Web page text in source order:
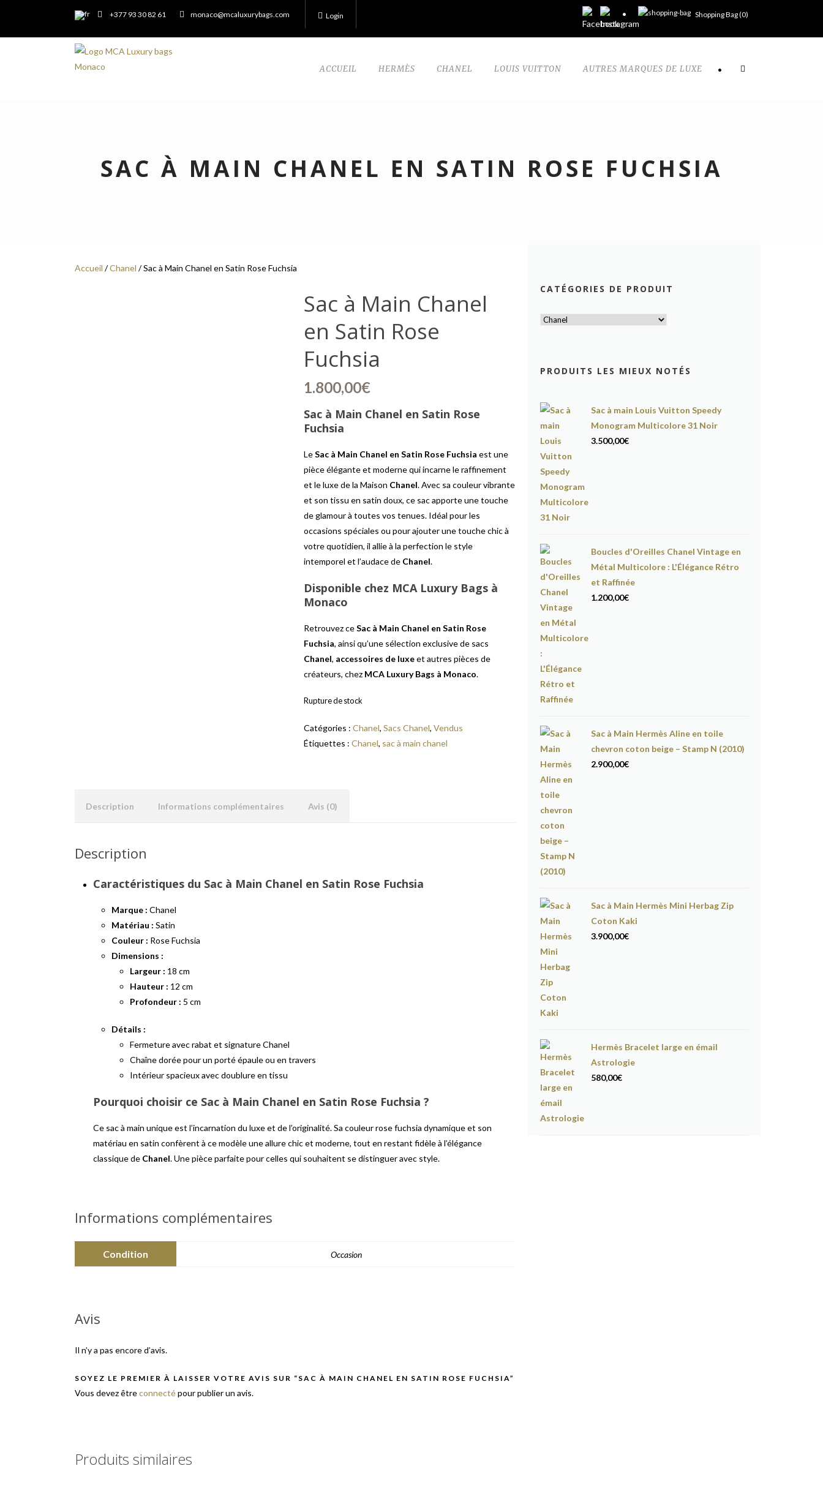
+377 93 30 82 61 monaco@mcaluxurybags.com Login Shopping Bag (0)
ACCUEIL HERMÈS CHANEL LOUIS VUITTON AUTRES MARQUES DE LUXE •
SAC À MAIN CHANEL EN SATIN ROSE FUCHSIA
Accueil /Chanel / Sac à Main Chanel en Satin Rose Fuchsia
Sac à Main Chanel
en Satin Rose
Fuchsia
1.800,00€
Sac à Main Chanel en Satin Rose
Fuchsia
LeSac à Main Chanel en Satin Rose Fuchsia est une
pièce élégante et moderne qui incarne le raffinement
et le luxe de la Maison Chanel. Avec sa couleur vibrante
et son tissu en satin doux, ce sac apporte une touche
de glamour à toutes vos tenues. Idéal pour les
occasions spéciales ou pour ajouter une touche chic à
votre quotidien, il allie à la perfection le style
intemporel et l’audace de Chanel.
Disponible chez MCA Luxury Bags à
Monaco
Retrouvez ceSac à Main Chanel en Satin Rose
Fuchsia, ainsi qu’une sélection exclusive de sacs
Chanel, accessoires de luxeet autres pièces de
créateurs, chez MCA Luxury Bags à Monaco.
Rupture de stock
Catégories :Chanel,Sacs Chanel,Vendus
Étiquettes :Chanel, sac à main chanel
Description Informations complémentaires Avis (0)
Description
Caractéristiques du Sac à Main Chanel en Satin Rose Fuchsia
Marque : Chanel
Matériau : Satin
Couleur : Rose Fuchsia
Dimensions :
Largeur : 18 cm
Hauteur : 12 cm
Profondeur : 5 cm
Détails :
Fermeture avec rabat et signature Chanel
Chaîne dorée pour un porté épaule ou en travers
Intérieur spacieux avec doublure en tissu
Pourquoi choisir ce Sac à Main Chanel en Satin Rose Fuchsia ?
Ce sac à main unique est l’incarnation du luxe et de l’originalité. Sa couleur rose fuchsia dynamique et son
matériau en satin confèrent à ce modèle une allure chic et moderne, tout en restant fidèle à l’élégance
classique de Chanel. Une pièce parfaite pour celles qui souhaitent se distinguer avec style.
Informations complémentaires
Condition Occasion
Avis
Il n’y a pas encore d’avis.
SOYEZ LE PREMIER À LAISSER VOTRE AVIS SUR “SAC À MAIN CHANEL EN SATIN ROSE FUCHSIA”
Vous devez êtreconnectépour publier un avis.
Produits similaires
CATÉGORIES DE PRODUIT
PRODUITS LES MIEUX NOTÉS
Sac à main Louis Vuitton Speedy
Monogram Multicolore 31 Noir
3.500,00€
Boucles d'Oreilles Chanel Vintage en
Métal Multicolore : L'Élégance Rétro
et Raffinée
1.200,00€
Sac à Main Hermès Aline en toile
chevron coton beige – Stamp N (2010)
2.900,00€
Sac à Main Hermès Mini Herbag Zip
Coton Kaki
3.900,00€
Hermès Bracelet large en émail
Astrologie
580,00€